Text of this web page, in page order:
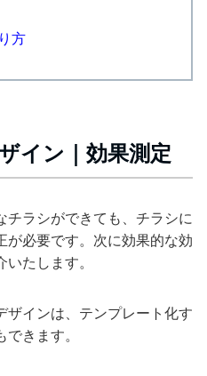
方
イン｜効果測定
チラシができても、チラシに
が必要です。次に効果的な効
たします。
ザインは、テンプレート化す
きます。